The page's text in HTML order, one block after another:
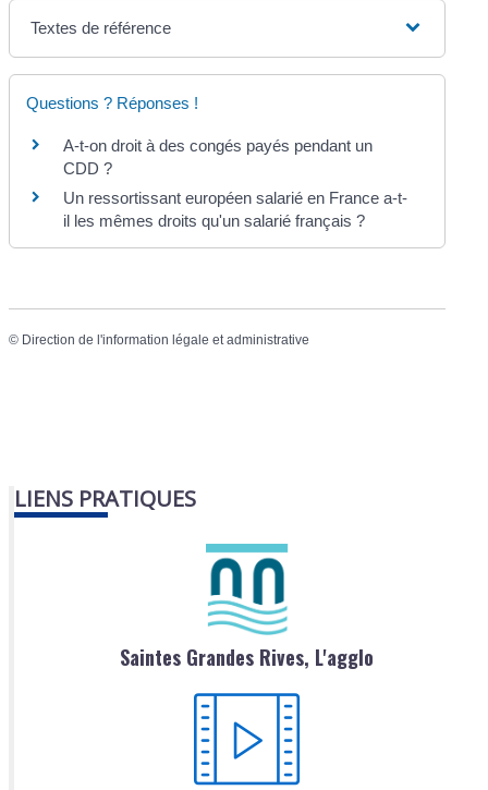
Textes de référence
Questions ? Réponses !
A-t-on droit à des congés payés pendant un
CDD ?
Un ressortissant européen salarié en France a-t-
il les mêmes droits qu'un salarié français ?
© Direction de l'information légale et administrative
LIENS PRATIQUES
Saintes Grandes Rives, L'agglo